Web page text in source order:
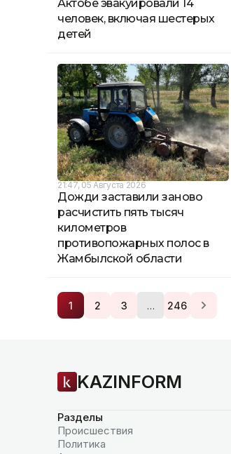
Актобе эвакуировали 14
человек, включая шестерых
детей
21:47, 05 Августа 2026
Дожди заставили заново
расчистить пять тысяч
километров
противопожарных полос в
Жамбылской области
1 2 3 … 246
KAZINFORM
Разделы
Происшествия
Политика